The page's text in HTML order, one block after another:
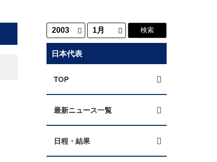
日本代表
TOP
最新ニュース一覧
日程・結果